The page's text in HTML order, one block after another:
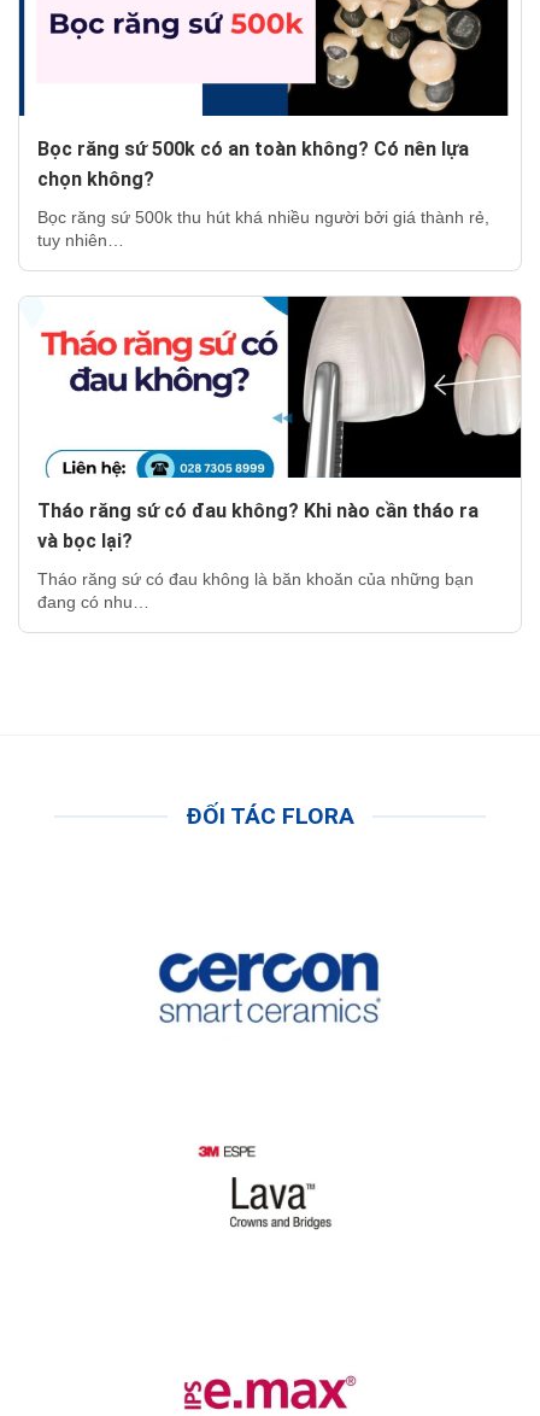
Bọc răng sứ 500k có an toàn không? Có nên lựa
chọn không?
Bọc răng sứ 500k thu hút khá nhiều người bởi giá thành rẻ,
tuy nhiên…
Tháo răng sứ có đau không? Khi nào cần tháo ra
và bọc lại?
Tháo răng sứ có đau không là băn khoăn của những bạn
đang có nhu…
ĐỐI TÁC FLORA